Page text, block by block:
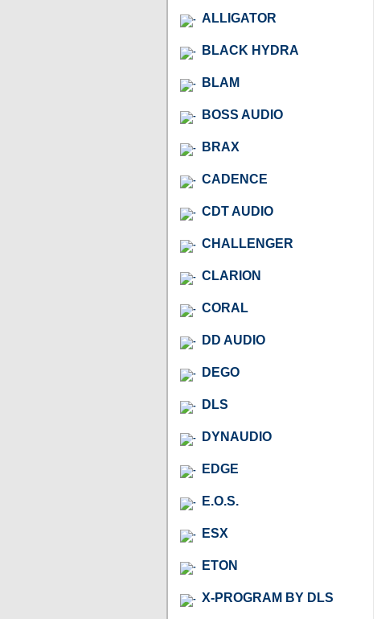
ALLIGATOR
BLACK HYDRA
BLAM
BOSS AUDIO
BRAX
CADENCE
CDT AUDIO
CHALLENGER
CLARION
CORAL
DD AUDIO
DEGO
DLS
DYNAUDIO
EDGE
E.O.S.
ESX
ETON
X-PROGRAM BY DLS